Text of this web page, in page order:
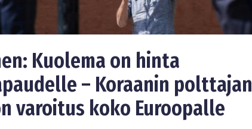
Kuolema on hinta
– Koraanin polttajan
varoitus koko Euroopalle